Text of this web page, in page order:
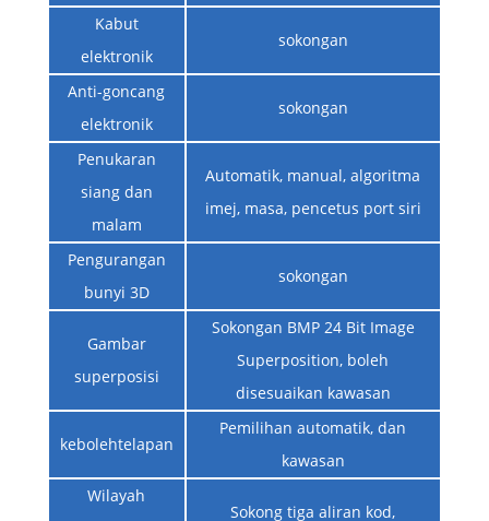
Kabut
elektronik
sokongan
Anti-goncang
elektronik
sokongan
Penukaran
siang dan
malam
Automatik, manual, algoritma
imej, masa, pencetus port siri
Pengurangan
bunyi 3D
sokongan
Gambar
superposisi
Sokongan BMP 24 Bit Image
Superposition, boleh
disesuaikan kawasan
kebolehtelapan
Pemilihan automatik, dan
kawasan
Wilayah
Sokong tiga aliran kod,